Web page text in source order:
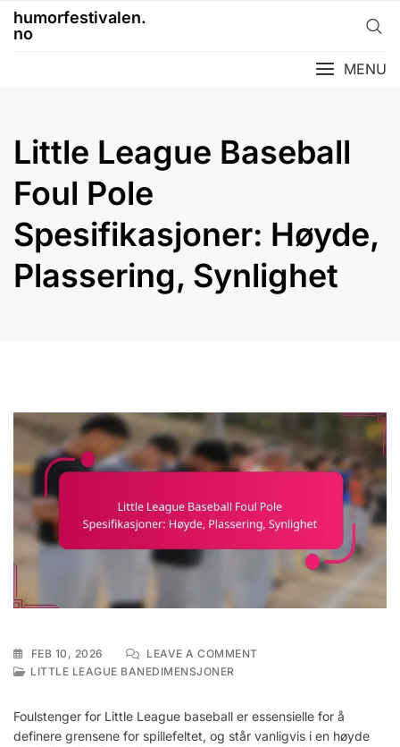
Skiphumorfestivalen.
no
MENU
Little League Baseball
Foul Pole
Spesifikasjoner: Høyde,
Plassering, Synlighet
FEB 10, 2026 LEAVE A COMMENTON
FOUL
POLE
LITTLE LEAGUE BANEDIMENSJONER
Foulstenger for Little League baseball er essensielle for å
definere grensene for spillefeltet, og står vanligvis i en høyde